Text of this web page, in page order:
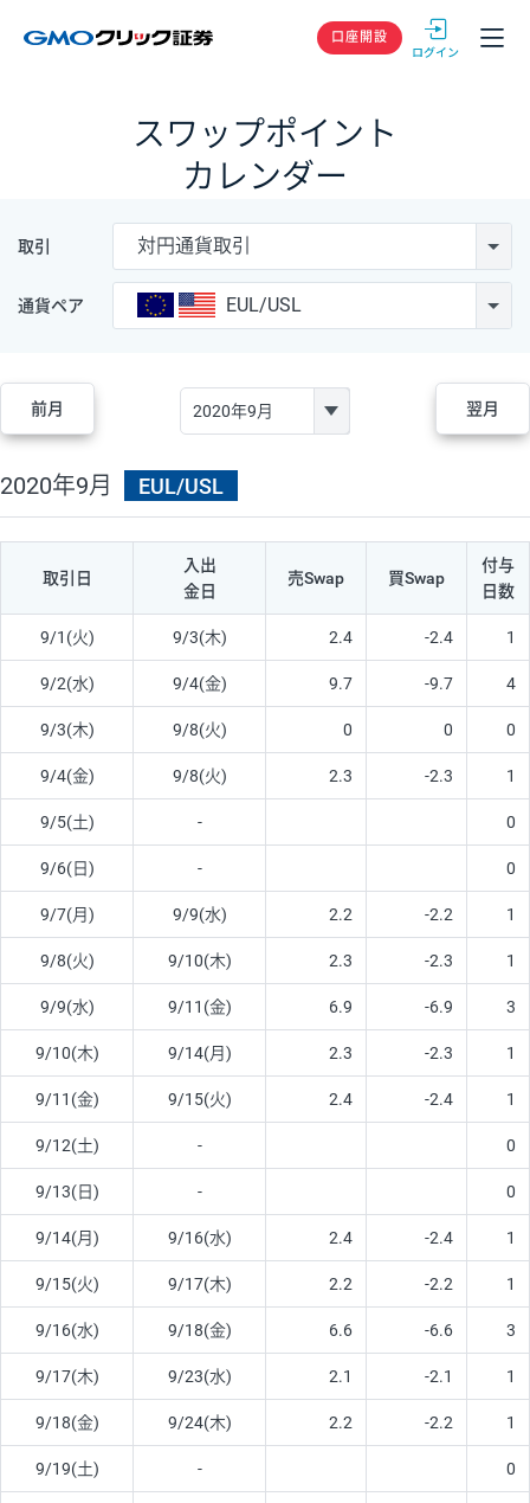
GMOクリック
口座開設
スワップポイント
カレンダー
取引 対円通貨取引
通貨ペア EUL/USL
前月 翌月
2020年9月 EUL/USL
取引日
入出
金日
売Swap 買Swap
付与
日数
9/1(火) 9/3(木) 2.4 -2.4 1
9/2(水) 9/4(金) 9.7 -9.7 4
9/3(木) 9/8(火) 0 0 0
9/4(金) 9/8(火) 2.3 -2.3 1
9/5(土) - 0
9/6(日) - 0
9/7(月) 9/9(水) 2.2 -2.2 1
9/8(火) 9/10(木) 2.3 -2.3 1
9/9(水) 9/11(金) 6.9 -6.9 3
9/10(木) 9/14(月) 2.3 -2.3 1
9/11(金) 9/15(火) 2.4 -2.4 1
9/12(土) - 0
9/13(日) - 0
9/14(月) 9/16(水) 2.4 -2.4 1
9/15(火) 9/17(木) 2.2 -2.2 1
9/16(水) 9/18(金) 6.6 -6.6 3
9/17(木) 9/23(水) 2.1 -2.1 1
9/18(金) 9/24(木) 2.2 -2.2 1
9/19(土) - 0